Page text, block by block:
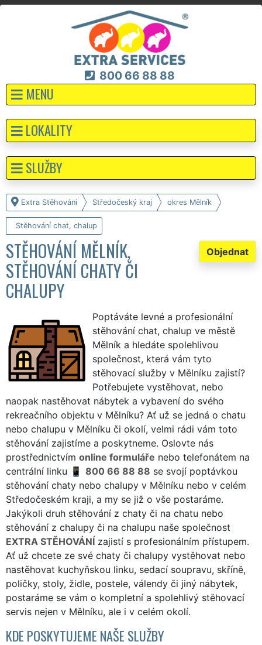
800 66 88 88
MENU
Extra Stěhování Středočeský kraj okres Mělník
Stěhování chat, chalup
Objednat
STĚHOVÁNÍ MĚLNÍK,
STĚHOVÁNÍ CHATY ČI
CHALUPY
Poptáváte levné a profesionální
stěhování chat, chalup ve městě
Mělník a hledáte spolehlivou
společnost, která vám tyto
stěhovací služby v Mělníku zajistí?
Potřebujete vystěhovat, nebo
naopak nastěhovat nábytek a vybavení do svého
rekreačního objektu v Mělníku? Ať už se jedná o chatu
nebo chalupu v Mělníku či okolí, velmi rádi vám toto
stěhování zajistíme a poskytneme. Oslovte nás
prostřednictvím online formuláře nebo telefonátem na
centrální linku
800 66 88 88 se svojí poptávkou
stěhování chaty nebo chalupy v Mělníku nebo v celém
Středočeském kraji, a my se již o vše postaráme.
Jakýkoli druh stěhování z chaty či na chatu nebo
stěhování z chalupy či na chalupu naše společnost
EXTRA STĚHOVÁNÍ zajistí s profesionálním přístupem.
Ať už chcete ze své chaty či chalupy vystěhovat nebo
nastěhovat kuchyňskou linku, sedací soupravu, skříně,
poličky, stoly, židle, postele, válendy či jiný nábytek,
postaráme se vám o kompletní a spolehlivý stěhovací
servis nejen v Mělníku, ale i v celém okolí.
KDE POSKYTUJEME NAŠE SLUŽBY
LOKALITY
SLUŽBY